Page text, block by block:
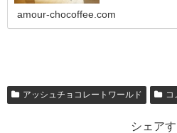
amour-chocoffee.com
アッシュチョコレートワールド コ
シェア